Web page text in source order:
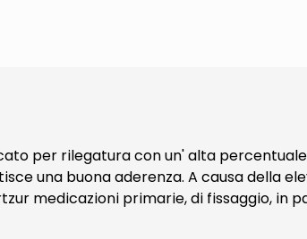
per rilegatura con un' alta
una buona aderenza. A causa della
medicazioni primarie, di fissaggio, in